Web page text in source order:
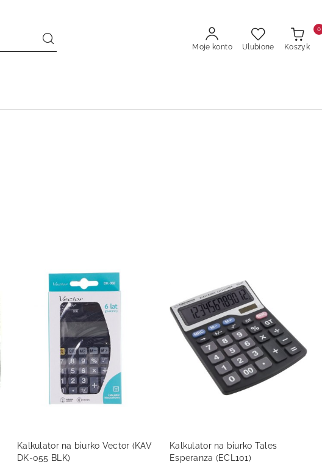
Moje konto Ulubione Koszyk
0
Kalkulator na biurko Vector (KAV
DK-055 BLK)
DO KOSZYKA
Kalkulator na biurko Tales
Esperanza (ECL101)
DO KOSZYKA